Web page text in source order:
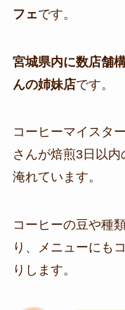
フェです。
宮城県内に数店舗
んの姉妹店です。
コーヒーマイスタ
さんが焙煎3日以
淹れています。
コーヒーの豆や種
り、メニューにも
りします。